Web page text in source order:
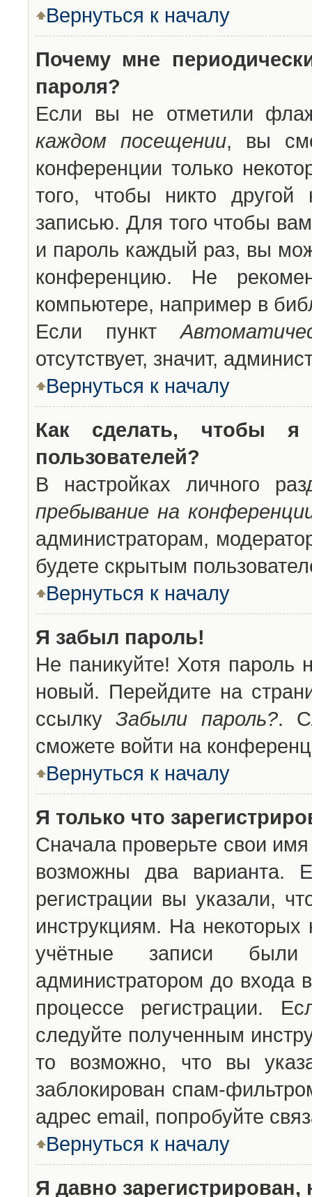
Вернуться к началу
Почему мне
пароля?
Если вы не отметили
каждом посещении, вы
конференции только
того, чтобы никто другой
записью. Для того чтобы
и пароль каждый раз, вы
конференцию. Не
компьютере, например в
Если пункт
отсутствует, значит,
Вернуться к началу
Как сделать, чтобы
пользователей?
В настройках личного
пребывание на
администраторам,
будете скрытым
Вернуться к началу
Я забыл пароль!
Не паникуйте! Хотя пароль
новый. Перейдите на
ссылкуЗабыли пароль?.
сможете войти на
Вернуться к началу
Я только что
Сначала проверьте свои
возможны два варианта.
регистрации вы указали,
инструкциям. На
учётные записи были
администратором до входа
процессе регистрации.
следуйте полученным
то возможно, что вы
заблокирован спам-
адрес email, попробуйте
Вернуться к началу
Я давно